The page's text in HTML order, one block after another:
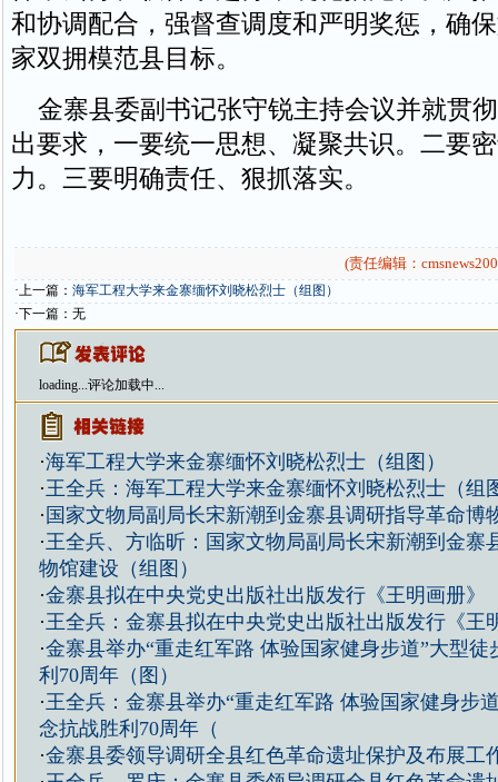
和协调配合，强督查调度和严明奖惩，确
家双拥模范县目标。
金寨县委副书记张守锐主持会议并就贯
出要求，一要统一思想、凝聚共识。二要
力。三要明确责任、狠抓落实。
(责任编辑：
·上一篇： 海军工程大学来金寨缅怀刘晓松烈士（组图）
·下一篇：无
loading...评论加载中...
·海军工程大学来金寨缅怀刘晓松烈士（组图）
·王全兵：海军工程大学来金寨缅怀刘晓松烈士（组
· 国家文物局副局长宋新潮到金寨县调研指导革命博
·王全兵、方临昕：国家文物局副局长宋新潮到金寨
物馆建设（组图）
·金寨县拟在中央党史出版社出版发行《王明画册》
·王全兵：金寨县拟在中央党史出版社出版发行《王
·金寨县举办“重走红军路 体验国家健身步道”大型徒
利70周年（图）
·王全兵：金寨县举办“重走红军路 体验国家健身步
念抗战胜利70周年（
·金寨县委领导调研全县红色革命遗址保护及布展工